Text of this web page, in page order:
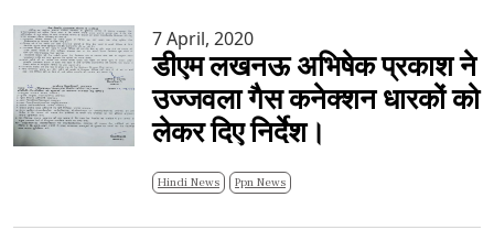
7 April, 2020
डीएम लखनऊ अभिषेक प्रकाश ने
उज्जवला गैस कनेक्शन धारकों को
लेकर दिए निर्देश।
Hindi News Ppn News